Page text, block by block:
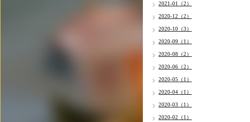
2021-01（2）
2020-12（2）
2020-10（3）
2020-09（1）
2020-08（2）
2020-06（2）
2020-05（1）
2020-04（1）
2020-03（1）
2020-02（1）